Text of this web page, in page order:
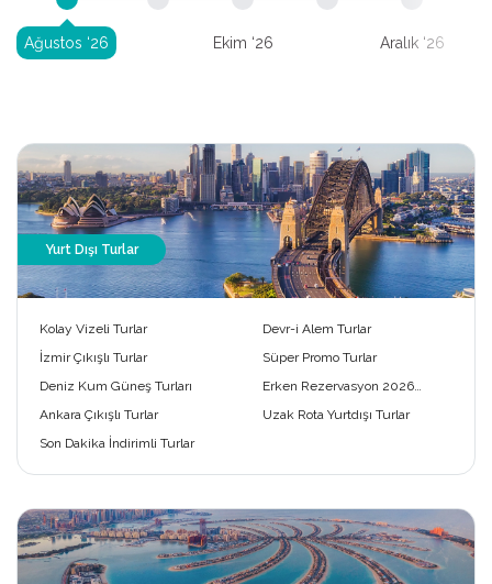
Ağustos ‘26 Ekim ‘26 Aralık ‘26
Yurt Dışı Turlar
Kolay Vizeli Turlar
Devr-i Alem Turlar
İzmir Çıkışlı Turlar
Süper Promo Turlar
Deniz Kum Güneş Turları
Erken Rezervasyon 2026
Ankara Çıkışlı Turlar
Uzak Rota Yurtdışı Turlar
Son Dakika İndirimli Turlar